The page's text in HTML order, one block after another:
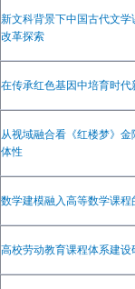
新文科背景下中国古代文学
改革探索
在传承红色基因中培育时代
从视域融合看《红楼梦》
体性
数学建模融入高等数学课程
高校劳动教育课程体系建设